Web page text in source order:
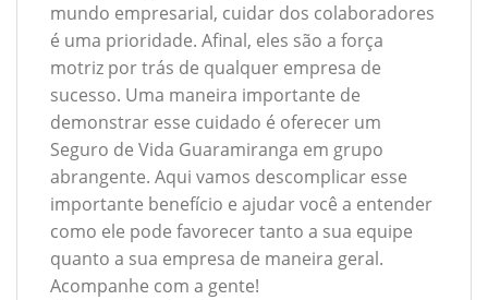
mundo empresarial, cuidar dos colaboradores
é uma prioridade. Afinal, eles são a força
motriz por trás de qualquer empresa de
sucesso. Uma maneira importante de
demonstrar esse cuidado é oferecer um
Seguro de Vida Guaramiranga em grupo
abrangente. Aqui vamos descomplicar esse
importante benefício e ajudar você a entender
como ele pode favorecer tanto a sua equipe
quanto a sua empresa de maneira geral.
Acompanhe com a gente!